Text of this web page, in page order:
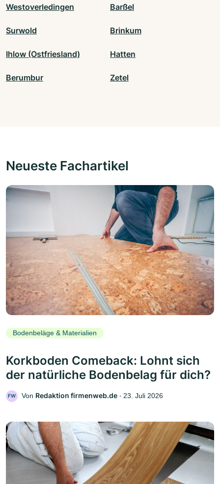
Westoverledingen Barßel
Surwold Brinkum
Ihlow (Ostfriesland) Hatten
Berumbur Zetel
Neueste Fachartikel
Bodenbeläge & Materialien
Korkboden Comeback: Lohnt sich
der natürliche Bodenbelag für dich?
FW Von Redaktion firmenweb.de ‧ 23. Juli 2026